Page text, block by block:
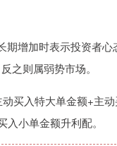
期增加时表示投资者心
之则属弱势市场。
买入特大单金额+主
小单金额升利配。